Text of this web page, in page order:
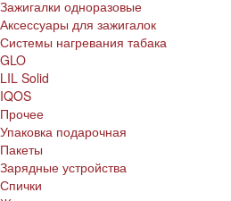
Зажигалки одноразовые
Аксессуары для зажигалок
Системы нагревания табака
GLO
LIL Solid
IQOS
Прочее
Упаковка подарочная
Пакеты
Зарядные устройства
Спички